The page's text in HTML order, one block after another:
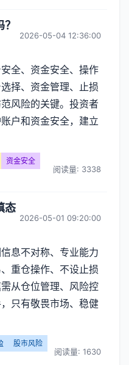
2026-05-04 12:36:00
全、资金安全、操作
择、资金管理、止损
风险的关键。投资者
户和资金安全，建立
资金安全
阅读量: 3338
态
2026-05-01 09:20:00
息不对称、专业能力
重仓操作、不设止损
从仓位管理、风险控
只有敬畏市场、稳健
股市风险
阅读量: 1630